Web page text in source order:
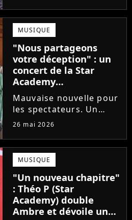
Ambre, une professeure
emblématique de la Star
Academy se positionne
pour enseigner le chant
aux...
MUSIQUE
"Nous partageons
votre déception" : un
concert de la Star
Academy
définitivement annulé
Mauvaise nouvelle pour
les spectateurs. Un
concert de la Star
dernière minute pour
des raisons de santé, ne
sera finalement pas
reprogrammé.
26 mai 2026
MUSIQUE
"Un nouveau chapitre"
: Théo P (Star
Academy) double
Ambre et dévoile un